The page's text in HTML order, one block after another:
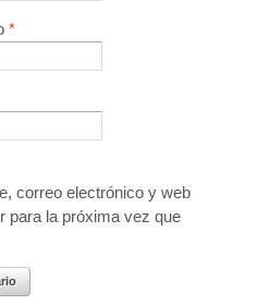
*
correo electrónico y web
para la próxima vez que